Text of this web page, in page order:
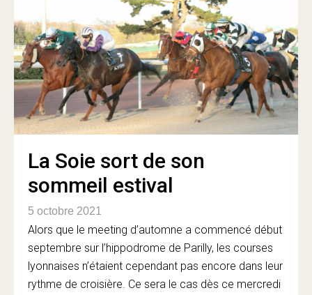
La Soie sort de son
sommeil estival
5 octobre 2021
Alors que le meeting d’automne a commencé début
septembre sur l’hippodrome de Parilly, les courses
lyonnaises n’étaient cependant pas encore dans leur
rythme de croisière. Ce sera le cas dès ce mercredi